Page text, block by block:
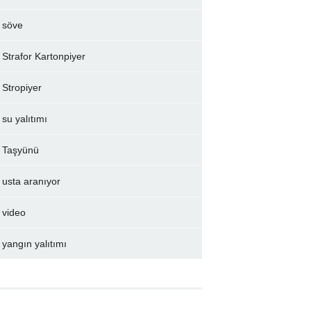
söve
Strafor Kartonpiyer
Stropiyer
su yalıtımı
Taşyünü
usta aranıyor
video
yangın yalıtımı